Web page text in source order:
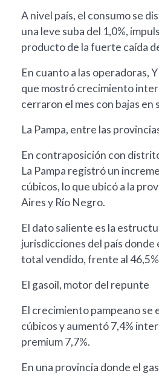
A nivel país, el consumo se
una leve suba del 1,0%,
producto de la fuerte caída
En cuanto a las operadoras,
que mostró crecimiento
cerraron el mes con bajas en
La Pampa, entre las
En contraposición con
La Pampa registró un
cúbicos, lo que ubicó a la
Aires y Río Negro.
El dato saliente es la
jurisdicciones del país
total vendido, frente al
El gasoil, motor del repunte
El crecimiento pampeano se
cúbicos y aumentó 7,4%
premium 7,7%.
En una provincia donde el